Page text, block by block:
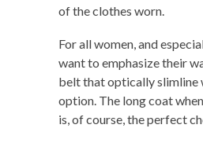
of the clothes worn.
For all women, and
want to emphasize their
belt that optically slimline
option. The long coat
is, of course, the perfect